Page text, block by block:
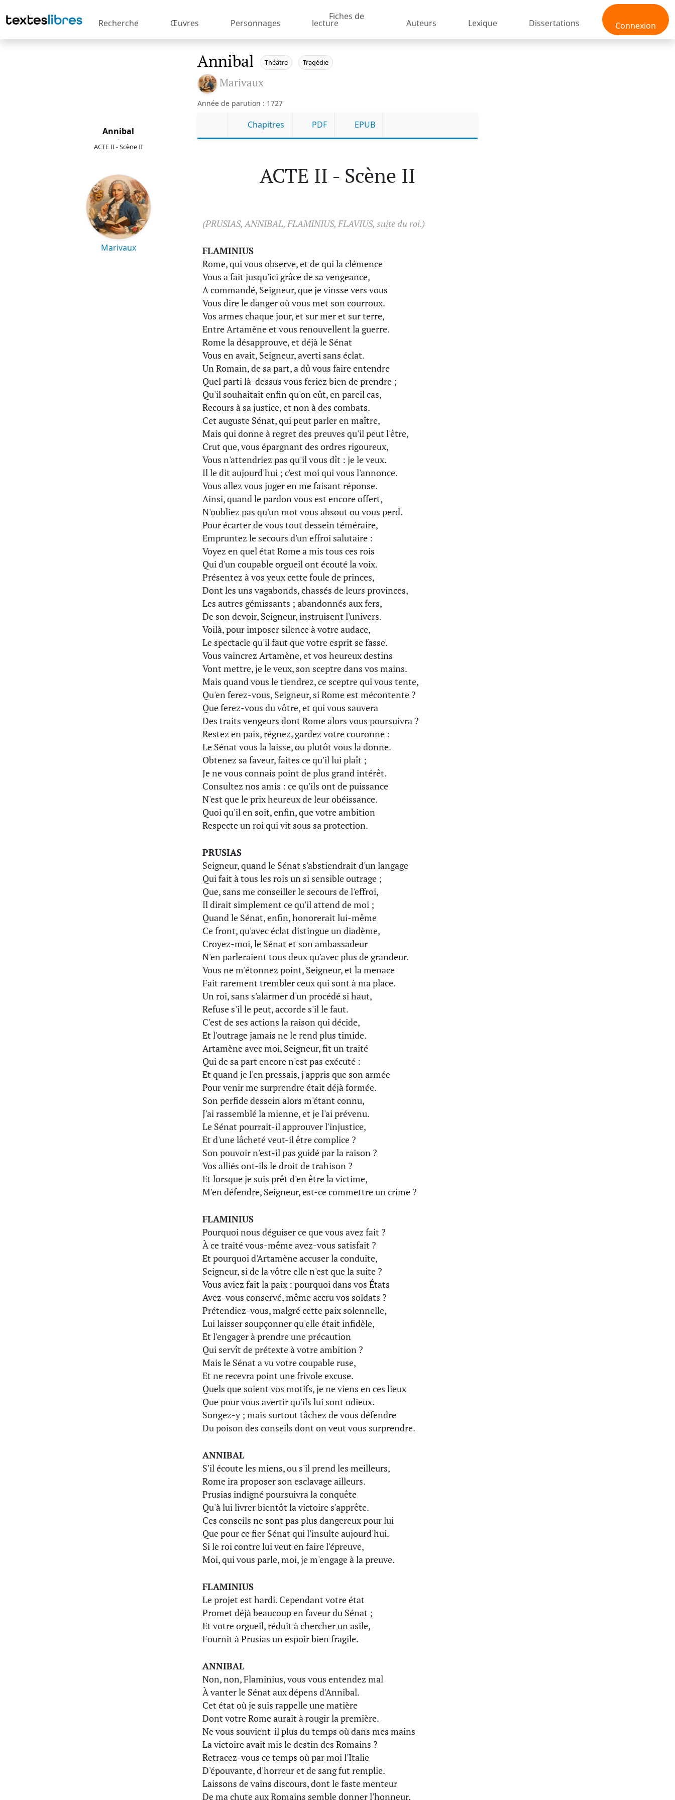
Connexion
Recherche Œuvres Personnages
Fiches de
lecture Auteurs Lexique Dissertations
Annibal
-
ACTE II - Scène II
Marivaux
Annibal Théâtre Tragédie
Marivaux
Année de parution : 1727
Chapitres PDF EPUB
ACTE II - Scène II
(PRUSIAS, ANNIBAL, FLAMINIUS, FLAVIUS, suite du roi.)
FLAMINIUS
Rome, qui vous observe, et de qui la clémence
Vous a fait jusqu'ici grâce de sa vengeance,
A commandé, Seigneur, que je vinsse vers vous
Vous dire le danger où vous met son courroux.
Vos armes chaque jour, et sur mer et sur terre,
Entre Artamène et vous renouvellent la guerre.
Rome la désapprouve, et déjà le Sénat
Vous en avait, Seigneur, averti sans éclat.
Un Romain, de sa part, a dû vous faire entendre
Quel parti là-dessus vous feriez bien de prendre ;
Qu'il souhaitait enfin qu'on eût, en pareil cas,
Recours à sa justice, et non à des combats.
Cet auguste Sénat, qui peut parler en maître,
Mais qui donne à regret des preuves qu'il peut l'être,
Crut que, vous épargnant des ordres rigoureux,
Vous n'attendriez pas qu'il vous dît : je le veux.
Il le dit aujourd'hui ; c'est moi qui vous l'annonce.
Vous allez vous juger en me faisant réponse.
Ainsi, quand le pardon vous est encore offert,
N'oubliez pas qu'un mot vous absout ou vous perd.
Pour écarter de vous tout dessein téméraire,
Empruntez le secours d'un effroi salutaire :
Voyez en quel état Rome a mis tous ces rois
Qui d'un coupable orgueil ont écouté la voix.
Présentez à vos yeux cette foule de princes,
Dont les uns vagabonds, chassés de leurs provinces,
Les autres gémissants ; abandonnés aux fers,
De son devoir, Seigneur, instruisent l'univers.
Voilà, pour imposer silence à votre audace,
Le spectacle qu'il faut que votre esprit se fasse.
Vous vaincrez Artamène, et vos heureux destins
Vont mettre, je le veux, son sceptre dans vos mains.
Mais quand vous le tiendrez, ce sceptre qui vous tente,
Qu'en ferez-vous, Seigneur, si Rome est mécontente ?
Que ferez-vous du vôtre, et qui vous sauvera
Des traits vengeurs dont Rome alors vous poursuivra ?
Restez en paix, régnez, gardez votre couronne :
Le Sénat vous la laisse, ou plutôt vous la donne.
Obtenez sa faveur, faites ce qu'il lui plaît ;
Je ne vous connais point de plus grand intérêt.
Consultez nos amis : ce qu'ils ont de puissance
N'est que le prix heureux de leur obéissance.
Quoi qu'il en soit, enfin, que votre ambition
Respecte un roi qui vit sous sa protection.
PRUSIAS
Seigneur, quand le Sénat s'abstiendrait d'un langage
Qui fait à tous les rois un si sensible outrage ;
Que, sans me conseiller le secours de l'effroi,
Il dirait simplement ce qu'il attend de moi ;
Quand le Sénat, enfin, honorerait lui-même
Ce front, qu'avec éclat distingue un diadème,
Croyez-moi, le Sénat et son ambassadeur
N'en parleraient tous deux qu'avec plus de grandeur.
Vous ne m'étonnez point, Seigneur, et la menace
Fait rarement trembler ceux qui sont à ma place.
Un roi, sans s'alarmer d'un procédé si haut,
Refuse s'il le peut, accorde s'il le faut.
C'est de ses actions la raison qui décide,
Et l'outrage jamais ne le rend plus timide.
Artamène avec moi, Seigneur, fit un traité
Qui de sa part encore n'est pas exécuté :
Et quand je l'en pressais, j'appris que son armée
Pour venir me surprendre était déjà formée.
Son perfide dessein alors m'étant connu,
J'ai rassemblé la mienne, et je l'ai prévenu.
Le Sénat pourrait-il approuver l'injustice,
Et d'une lâcheté veut-il être complice ?
Son pouvoir n'est-il pas guidé par la raison ?
Vos alliés ont-ils le droit de trahison ?
Et lorsque je suis prêt d'en être la victime,
M'en défendre, Seigneur, est-ce commettre un crime ?
FLAMINIUS
Pourquoi nous déguiser ce que vous avez fait ?
À ce traité vous-même avez-vous satisfait ?
Et pourquoi d'Artamène accuser la conduite,
Seigneur, si de la vôtre elle n'est que la suite ?
Vous aviez fait la paix : pourquoi dans vos États
Avez-vous conservé, même accru vos soldats ?
Prétendiez-vous, malgré cette paix solennelle,
Lui laisser soupçonner qu'elle était infidèle,
Et l'engager à prendre une précaution
Qui servît de prétexte à votre ambition ?
Mais le Sénat a vu votre coupable ruse,
Et ne recevra point une frivole excuse.
Quels que soient vos motifs, je ne viens en ces lieux
Que pour vous avertir qu'ils lui sont odieux.
Songez-y ; mais surtout tâchez de vous défendre
Du poison des conseils dont on veut vous surprendre.
ANNIBAL
S'il écoute les miens, ou s'il prend les meilleurs,
Rome ira proposer son esclavage ailleurs.
Prusias indigné poursuivra la conquête
Qu'à lui livrer bientôt la victoire s'apprête.
Ces conseils ne sont pas plus dangereux pour lui
Que pour ce fier Sénat qui l'insulte aujourd'hui.
Si le roi contre lui veut en faire l'épreuve,
Moi, qui vous parle, moi, je m'engage à la preuve.
FLAMINIUS
Le projet est hardi. Cependant votre état
Promet déjà beaucoup en faveur du Sénat ;
Et votre orgueil, réduit à chercher un asile,
Fournit à Prusias un espoir bien fragile.
ANNIBAL
Non, non, Flaminius, vous vous entendez mal
À vanter le Sénat aux dépens d'Annibal.
Cet état où je suis rappelle une matière
Dont votre Rome aurait à rougir la première.
Ne vous souvient-il plus du temps où dans mes mains
La victoire avait mis le destin des Romains ?
Retracez-vous ce temps où par moi l'Italie
D'épouvante, d'horreur et de sang fut remplie.
Laissons de vains discours, dont le faste menteur
De ma chute aux Romains semble donner l'honneur.